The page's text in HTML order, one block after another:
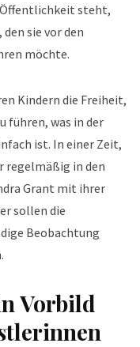
Öffentlichkeit steht,
sie vor den
möchte.
Kindern die Freiheit,
führen, was in der
ist. In einer Zeit,
regelmäßig in den
Grant mit ihrer
sollen die
Beobachtung
Vorbild